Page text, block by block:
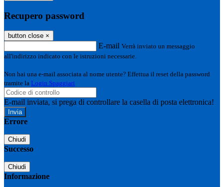
Recupero password
button close ×
E-mail Verrà inviato un messaggio
all'indirizzo indicato con le istruzioni necessarie.
Non hai una e-mail associata al nome utente? Effettua il reset della password
tramite la Login Spaggiari
E-mail inviata, si prega di controllare la casella di posta elettronica!
Errore
Chiudi
Successo
Chiudi
Informazione